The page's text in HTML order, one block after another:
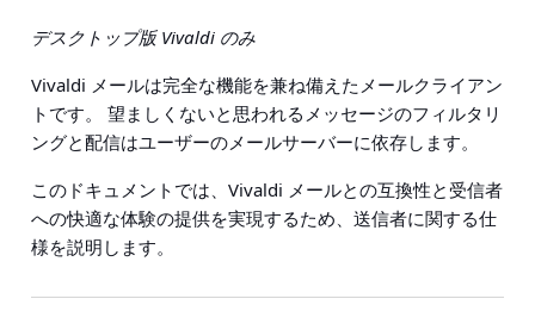
デスクトップ版 Vivaldi のみ
Vivaldi メールは完全な機能を兼ね備えたメールクライアン
トです。 望ましくないと思われるメッセージのフィルタリ
ングと配信はユーザーのメールサーバーに依存します。
このドキュメントでは、Vivaldi メールとの互換性と受信者
への快適な体験の提供を実現するため、送信者に関する仕
様を説明します。